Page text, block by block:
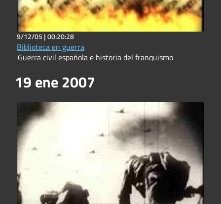
9/12/05 |00:20:28
Biblioteca en guerra
Guerra civil española e historia del franquismo
19 ene 2007